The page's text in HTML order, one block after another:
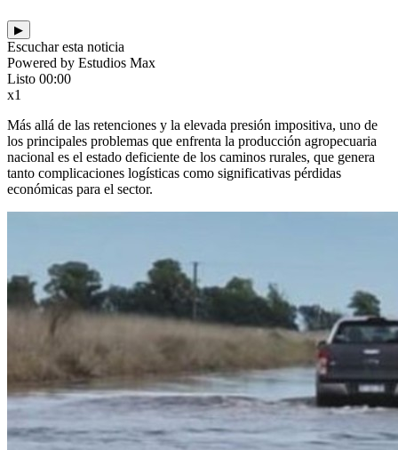
▶
Escuchar esta noticia
Powered by Estudios Max
Listo 00:00
x1
Más allá de las retenciones y la elevada presión impositiva, uno de
los principales problemas que enfrenta la producción agropecuaria
nacional es el estado deficiente de los caminos rurales, que genera
tanto complicaciones logísticas como significativas pérdidas
económicas para el sector.